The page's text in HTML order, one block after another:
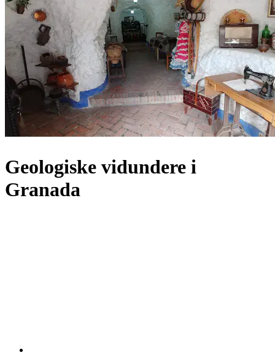
Geologiske vidundere i
Granada